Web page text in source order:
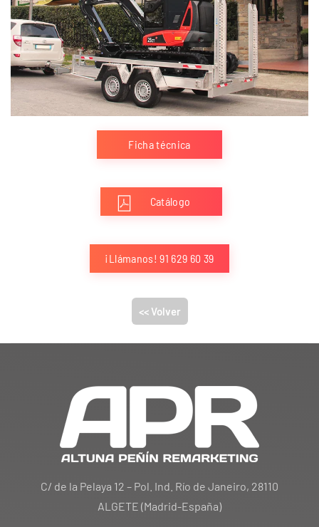
Ficha técnica
Catálogo
¡Llámanos! 91 629 60 39
<< Volver
C/ de la Pelaya 12 – Pol. Ind. Río de Janeiro, 28110
ALGETE (Madrid-España)